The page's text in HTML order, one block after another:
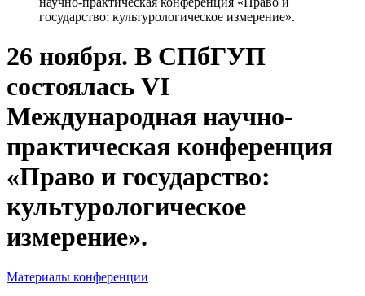
государство: культурологическое измерение».
26 ноября. В СПбГУП
состоялась VI
Международная научно-
практическая конференция
«Право и государство:
культурологическое
измерение».
Материалы конференции